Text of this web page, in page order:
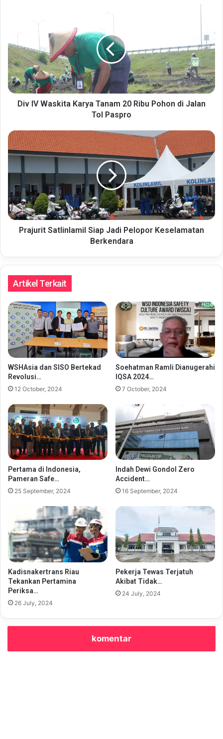
Tanam
20
Ribu
Pohon
di
JalanDiv IV Waskita Karya Tanam 20 Ribu Pohon di Jalan
Tol Paspro
Prajurit
Satlinlamil
Siap
Keselamatan
Berkendara
Prajurit Satlinlamil Siap Jadi Pelopor Keselamatan
Berkendara
Artikel Terkait
WSHAsia dan SISO Bertekad
Revolusi…
12 October, 2024
Soehatman Ramli Dianugerahi
IQSA 2024…
7 October, 2024
Pertama di Indonesia,
Pameran Safe…
25 September, 2024
Indah Dewi Gondol Zero
Accident…
16 September, 2024
Kadisnakertrans Riau
Tekankan Pertamina
Periksa…
26 July, 2024
Pekerja Tewas Terjatuh
Akibat Tidak…
24 July, 2024
komentar